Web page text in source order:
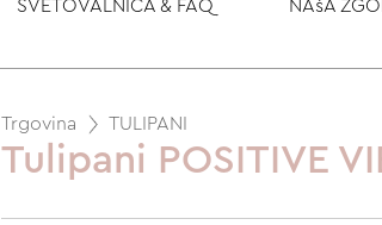
SVETOVALNICA & FAQ NAšA
Trgovina TULIPANI
Tulipani POSITIVE